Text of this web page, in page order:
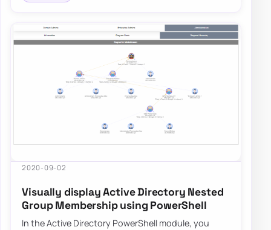
2020-09-02
Visually display Active Directory Nested
Group Membership using PowerShell
In the Active Directory PowerShell module, you